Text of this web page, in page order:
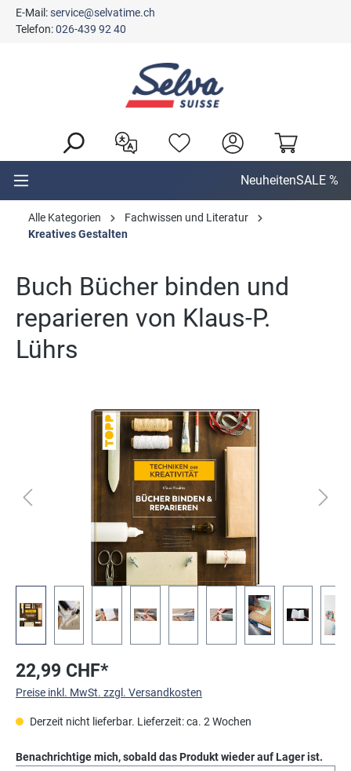
springen
E-Mail:service@selvatime.ch
Telefon:026-439 92 40
NeuheitenSALE %
Alle Kategorien
Fachwissen und Literatur
Kreatives Gestalten
Buch Bücher binden und
reparieren von Klaus-P.
Lührs
Bildergalerie überspringen
22,99 CHF*
Preise inkl. MwSt. zzgl. Versandkosten
Derzeit nicht lieferbar. Lieferzeit: ca. 2 Wochen
Benachrichtige mich, sobald das Produkt wieder auf Lager ist.